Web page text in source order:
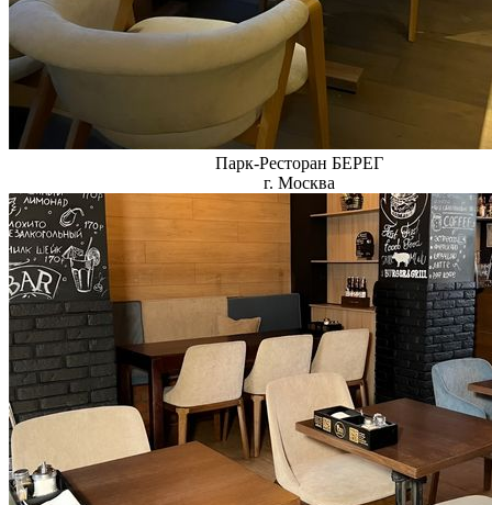
Парк-Ресторан БЕРЕГ
г. Москва